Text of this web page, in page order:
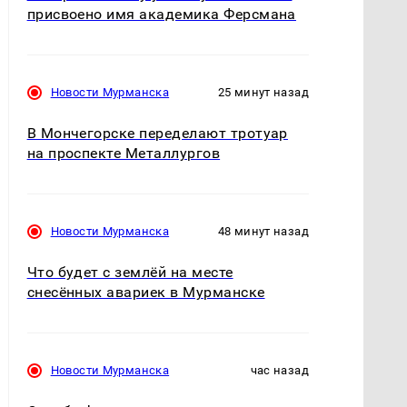
присвоено имя академика Ферсмана
Новости Мурманска 25 минут назад
В Мончегорске переделают тротуар
на проспекте Металлургов
Новости Мурманска 48 минут назад
Что будет с землёй на месте
снесённых авариек в Мурманске
Новости Мурманска час назад